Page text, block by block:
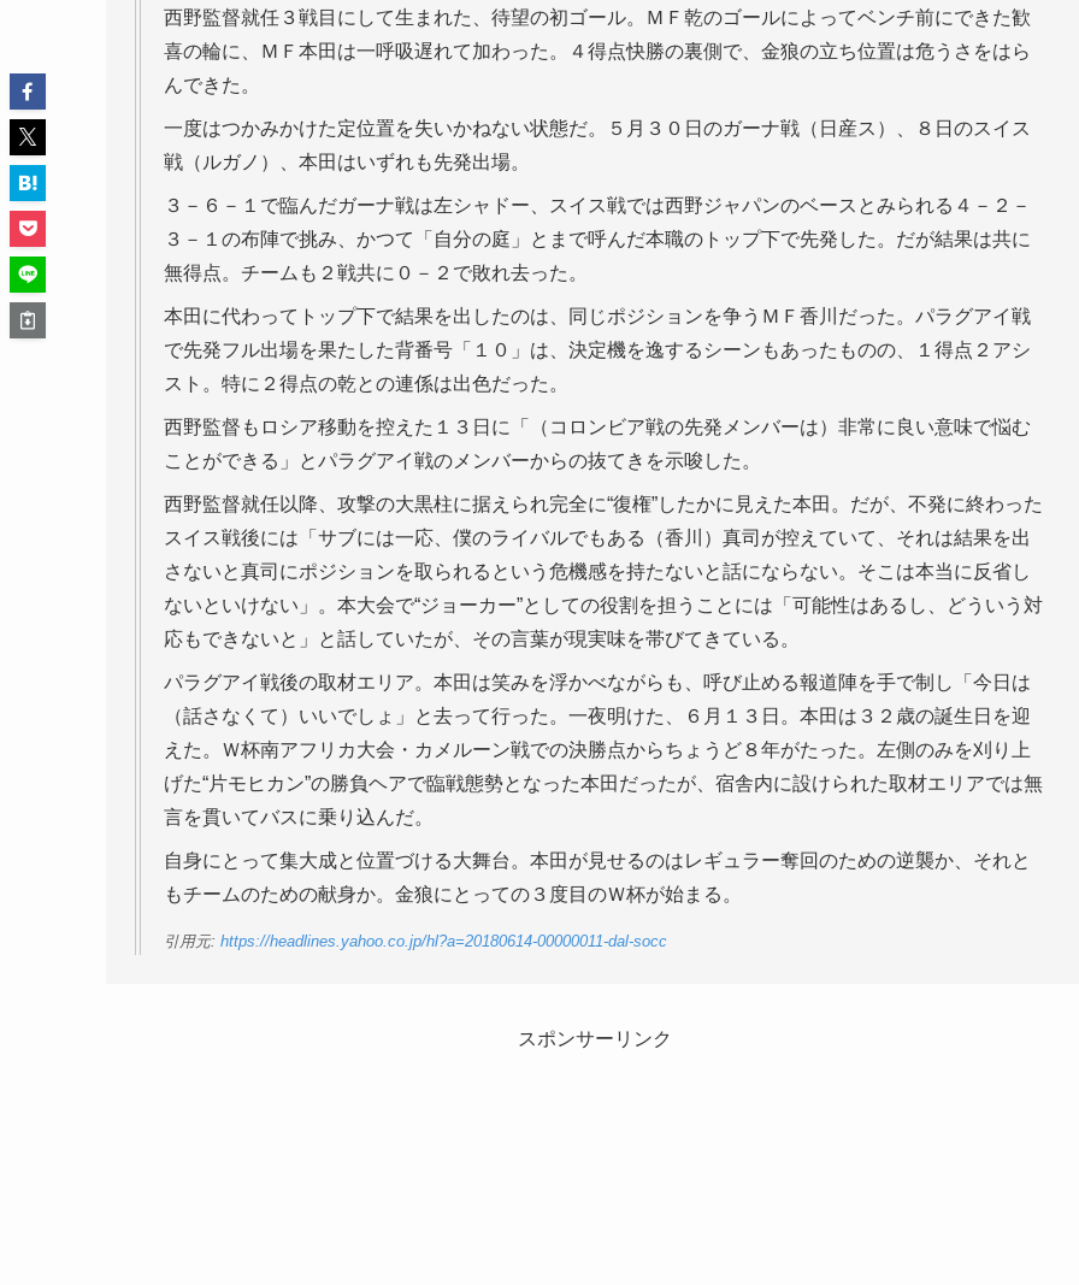
西野監督就任３戦目にして生まれた、待望の初ゴール。ＭＦ乾のゴールによってベンチ前にできた歓
喜の輪に、ＭＦ本田は一呼吸遅れて加わった。４得点快勝の裏側で、金狼の立ち位置は危うさをはら
んできた。
一度はつかみかけた定位置を失いかねない状態だ。５月３０日のガーナ戦（日産ス）、８日のスイス
戦（ルガノ）、本田はいずれも先発出場。
３－６－１で臨んだガーナ戦は左シャドー、スイス戦では西野ジャパンのベースとみられる４－２－
３－１の布陣で挑み、かつて「自分の庭」とまで呼んだ本職のトップ下で先発した。だが結果は共に
無得点。チームも２戦共に０－２で敗れ去った。
本田に代わってトップ下で結果を出したのは、同じポジションを争うＭＦ香川だった。パラグアイ戦
で先発フル出場を果たした背番号「１０」は、決定機を逸するシーンもあったものの、１得点２アシ
スト。特に２得点の乾との連係は出色だった。
西野監督もロシア移動を控えた１３日に「（コロンビア戦の先発メンバーは）非常に良い意味で悩む
ことができる」とパラグアイ戦のメンバーからの抜てきを示唆した。
西野監督就任以降、攻撃の大黒柱に据えられ完全に“復権”したかに見えた本田。だが、不発に終わった
スイス戦後には「サブには一応、僕のライバルでもある（香川）真司が控えていて、それは結果を出
さないと真司にポジションを取られるという危機感を持たないと話にならない。そこは本当に反省し
ないといけない」。本大会で“ジョーカー”としての役割を担うことには「可能性はあるし、どういう対
応もできないと」と話していたが、その言葉が現実味を帯びてきている。
パラグアイ戦後の取材エリア。本田は笑みを浮かべながらも、呼び止める報道陣を手で制し「今日は
（話さなくて）いいでしょ」と去って行った。一夜明けた、６月１３日。本田は３２歳の誕生日を迎
えた。Ｗ杯南アフリカ大会・カメルーン戦での決勝点からちょうど８年がたった。左側のみを刈り上
げた“片モヒカン”の勝負ヘアで臨戦態勢となった本田だったが、宿舎内に設けられた取材エリアでは無
言を貫いてバスに乗り込んだ。
自身にとって集大成と位置づける大舞台。本田が見せるのはレギュラー奪回のための逆襲か、それと
もチームのための献身か。金狼にとっての３度目のＷ杯が始まる。
引用元: https://headlines.yahoo.co.jp/hl?a=20180614-00000011-dal-socc
スポンサーリンク